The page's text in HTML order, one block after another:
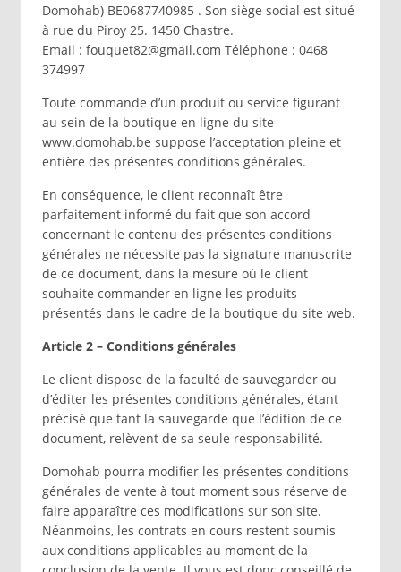
Domohab) BE0687740985 . Son siège social est situé
à rue du Piroy 25. 1450 Chastre.
Email : fouquet82@gmail.com Téléphone : 0468
374997
Toute commande d’un produit ou service figurant
au sein de la boutique en ligne du site
www.domohab.be suppose l’acceptation pleine et
entière des présentes conditions générales.
En conséquence, le client reconnaît être
parfaitement informé du fait que son accord
concernant le contenu des présentes conditions
générales ne nécessite pas la signature manuscrite
de ce document, dans la mesure où le client
souhaite commander en ligne les produits
présentés dans le cadre de la boutique du site web.
Article 2 – Conditions générales
Le client dispose de la faculté de sauvegarder ou
d’éditer les présentes conditions générales, étant
précisé que tant la sauvegarde que l’édition de ce
document, relèvent de sa seule responsabilité.
Domohab pourra modifier les présentes conditions
générales de vente à tout moment sous réserve de
faire apparaître ces modifications sur son site.
Néanmoins, les contrats en cours restent soumis
aux conditions applicables au moment de la